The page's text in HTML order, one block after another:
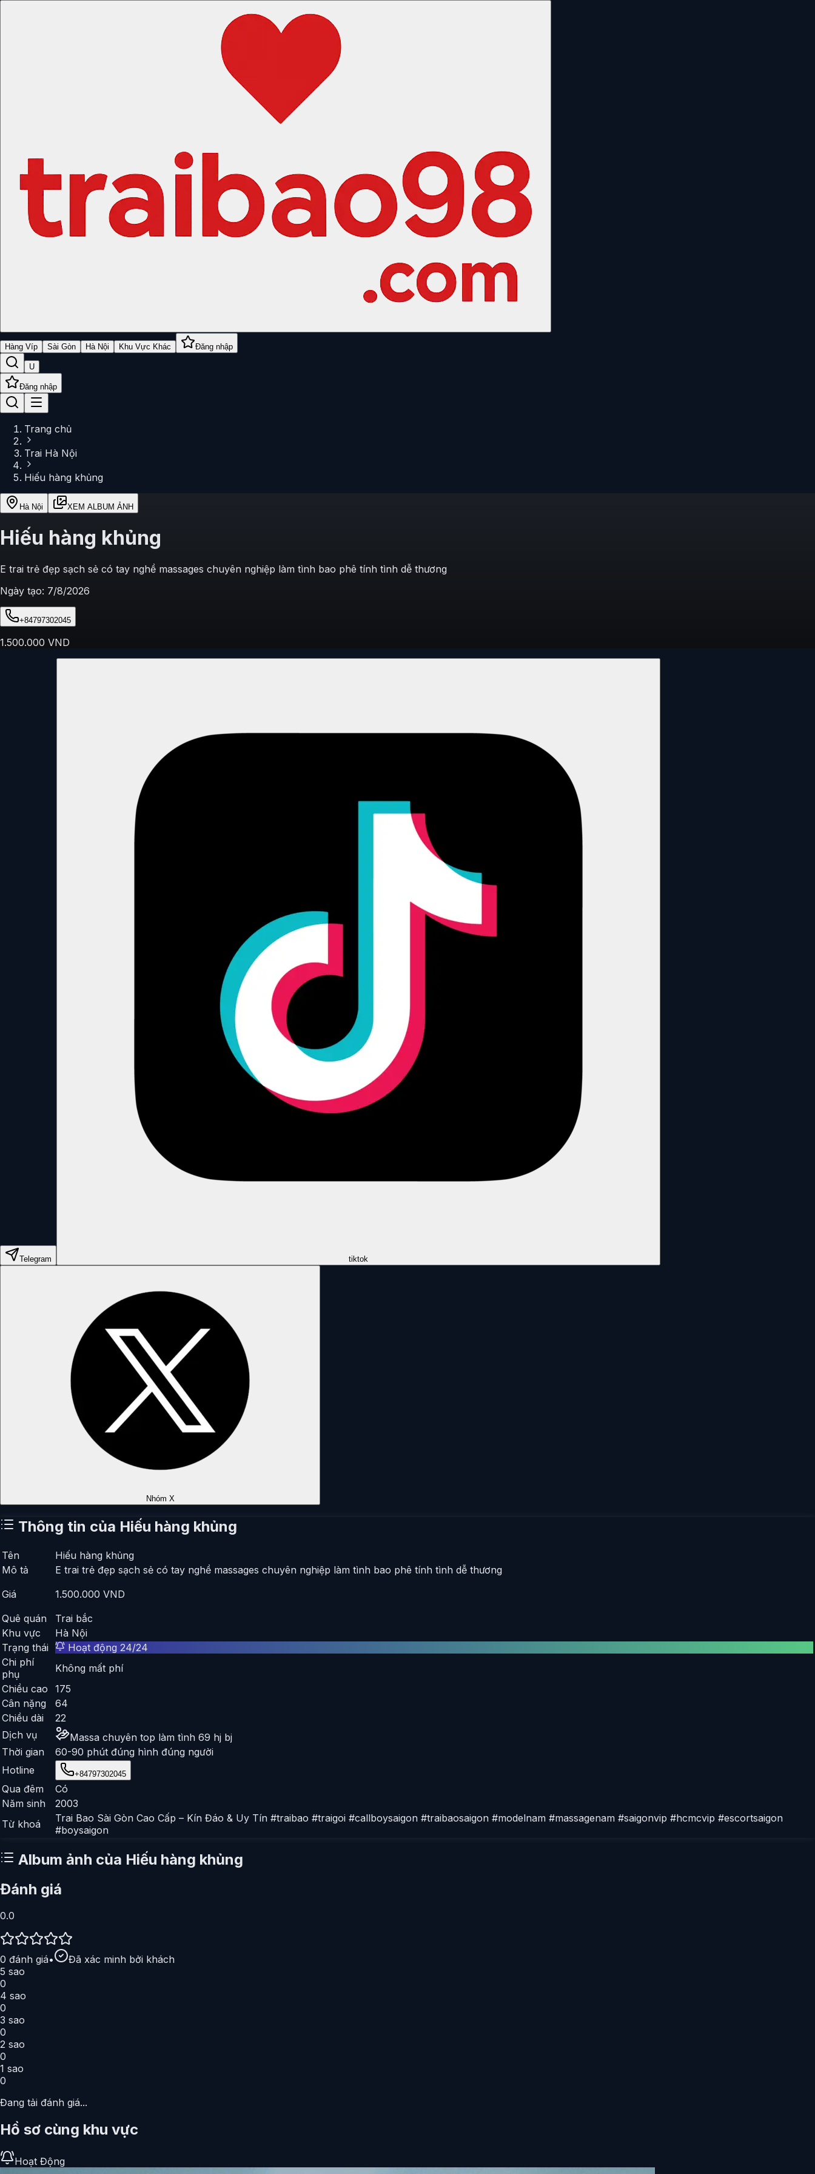
Hàng Víp Sài Gòn Hà Nội Khu Vực Khác Đăng nhập
U
Đăng nhập
Trang chủ
Trai Hà Nội
Hiếu hàng khủng
Hà Nội XEM ALBUM ẢNH
Hiếu hàng khủng
E trai trẻ đẹp sạch sẻ có tay nghề massages chuyên nghiệp làm tình bao phê tính tình dễ thương
Ngày tạo: 7/8/2026
+84797302045
1.500.000 VND
Telegram tiktok
Nhóm X
Thông tin của Hiếu hàng khủng
Tên
Hiếu hàng khủng
Mô tả
E trai trẻ đẹp sạch sẻ có tay nghề massages chuyên nghiệp làm tình bao phê tính tình dễ thương
Giá
1.500.000 VND
Quê quán
Trai bắc
Khu vực
Hà Nội
Trạng thái
Hoạt động 24/24
Chi phí
phụ
Không mất phí
Chiều cao
175
Cân nặng
64
Chiều dài
22
Dịch vụ
Massa chuyên top làm tình 69 hj bj
Thời gian
60-90 phút đúng hình đúng người
Hotline
+84797302045
Qua đêm
Có
Năm sinh
2003
Từ khoá
Trai Bao Sài Gòn Cao Cấp – Kín Đáo & Uy Tín #traibao #traigoi #callboysaigon #traibaosaigon #modelnam #massagenam #saigonvip #hcmcvip #escortsaigon
#boysaigon
Album ảnh của Hiếu hàng khủng
Đánh giá
0.0
0 đánh giá•
Đã xác minh bởi khách
5 sao
0
4 sao
0
3 sao
0
2 sao
0
1 sao
0
Đang tải đánh giá...
Hồ sơ cùng khu vực
Hoạt Động